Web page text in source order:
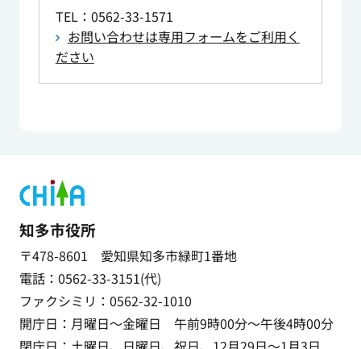
TEL：0562-33-1571
お問い合わせは専用フォームをご利用く
ださい
知多市役所
〒478-8601 愛知県知多市緑町1番地
電話：0562-33-3151(代)
ファクシミリ：0562-32-1010
開庁日：月曜日～金曜日 午前9時00分～午後4時00分